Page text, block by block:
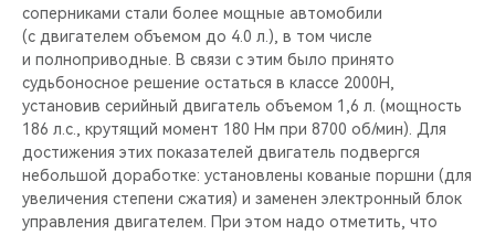
соперниками стали более мощные автомобили
(с двигателем объемом до 4.0 л.), в том числе
и полноприводные. В связи с этим было принято
судьбоносное решение остаться в классе 2000Н,
установив серийный двигатель объемом 1,6 л. (мощность
186 л.с., крутящий момент 180 Нм при 8700 об/мин). Для
достижения этих показателей двигатель подвергся
небольшой доработке: установлены кованые поршни (для
увеличения степени сжатия) и заменен электронный блок
управления двигателем. При этом надо отметить, что